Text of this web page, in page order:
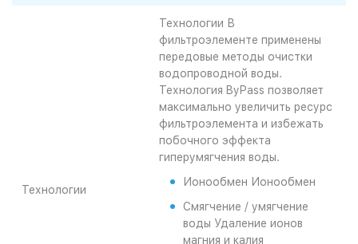
Технологии
Технологии В
фильтроэлементе применены
передовые методы очистки
водопроводной воды.
Технология ByPass позволяет
максимально увеличить ресурс
фильтроэлемента и избежать
побочного эффекта
гиперумягчения воды.
Ионообмен Ионообмен
Смягчение / умягчение
воды Удаление ионов
магния и калия